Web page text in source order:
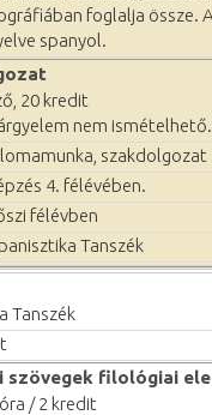
foglalja össze.
spanyol.
20 kredit
nem ismételhető.
szakdolgozat
4. félévében.
félévben
Tanszék
Tanszék
szövegek filológiai
/ 2 kredit